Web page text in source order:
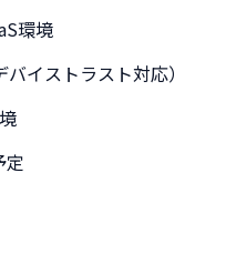
環境
バイストラスト対応）
定